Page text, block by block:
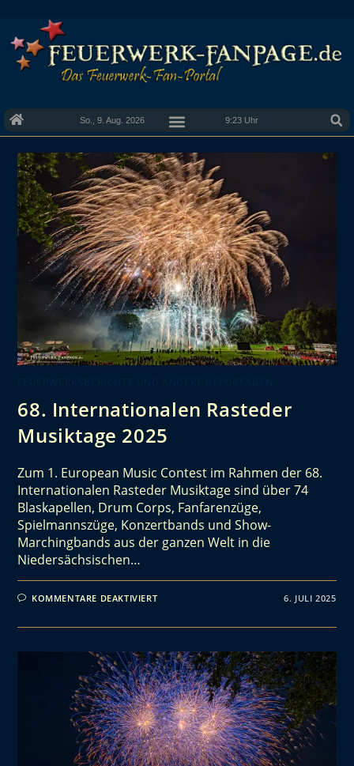
So., 9. Aug. 2026 9:23 Uhr
68. Internationalen Rasteder
Musiktage 2025
Zum 1. European Music Contest im Rahmen der 68.
Internationalen Rasteder Musiktage sind über 74
Blaskapellen, Drum Corps, Fanfarenzüge,
Spielmannszüge, Konzertbands und Show-
Marchingbands aus der ganzen Welt in die
Niedersächsischen…
KOMMENTARE DEAKTIVIERT 6. JULI 2025